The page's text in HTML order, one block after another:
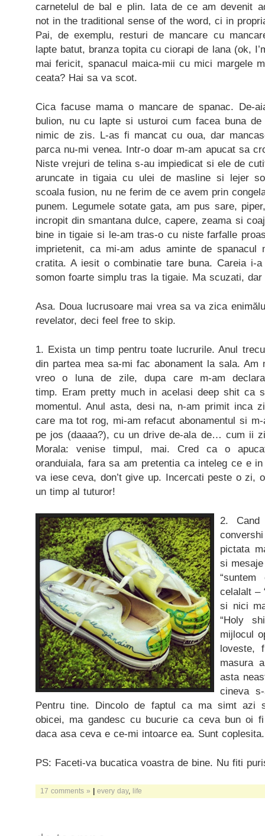
carnetelul de bal e plin. Iata de ce am devenit
not in the traditional sense of the word, ci in
Pai, de exemplu, resturi de mancare cu
lapte batut, branza topita cu ciorapi de lana (ok,
mai fericit, spanacul maica-mii cu mici margele
ceata? Hai sa va scot.
Cica facuse mama o mancare de spanac. De-
bulion, nu cu lapte si usturoi cum facea buna
nimic de zis. L-as fi mancat cu oua, dar
parca nu-mi venea. Intr-o doar m-am apucat sa
Niste vrejuri de telina s-au impiedicat si ele de
aruncate in tigaia cu ulei de masline si lejer
scoala fusion, nu ne ferim de ce avem prin
punem. Legumele sotate gata, am pus sare,
incropit din smantana dulce, capere, zeama si
bine in tigaie si le-am tras-o cu niste farfalle
imprietenit, ca mi-am adus aminte de
cratita. A iesit o combinatie tare buna. Careia i-
somon foarte simplu tras la tigaie. Ma scuzati,
Asa. Doua lucrusoare mai vrea sa va zica
revelator, deci feel free to skip.
1. Exista un timp pentru toate lucrurile. Anul
din partea mea sa-mi fac abonament la sala.
vreo o luna de zile, dupa care m-am
timp. Eram pretty much in acelasi deep shit ca
momentul. Anul asta, desi na, n-am primit inca
care ma tot rog, mi-am refacut abonamentul si
pe jos (daaaa?), cu un drive de-ala de… cum ii
Morala: venise timpul, mai. Cred ca o
oranduiala, fara sa am pretentia ca inteleg ce e
va iese ceva, don’t give up. Incercati peste o zi,
un timp al tuturor!
2. Cand
pictata
si
celalalt –
si nici
“Holy
mijlocul
loveste,
masura
asta
cineva
Pentru tine. Dincolo de faptul ca ma simt azi
obicei, ma gandesc cu bucurie ca ceva bun oi
daca asa ceva e ce-mi intoarce ea. Sunt coplesita.
PS: Faceti-va bucatica voastra de bine. Nu fiti
17 comments » | every day, life